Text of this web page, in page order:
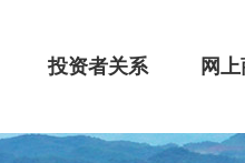
投资者关系 网